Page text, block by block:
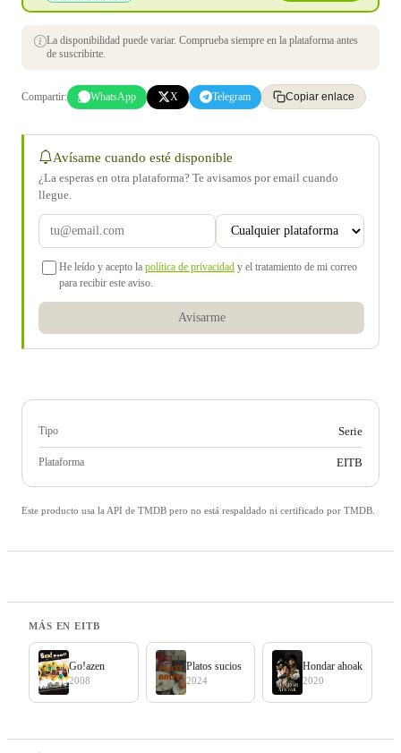
La disponibilidad puede variar. Comprueba siempre en la plataforma antes
de suscribirte.
Compartir: WhatsApp X Telegram Copiar enlace
Avísame cuando esté disponible
¿La esperas en otra plataforma? Te avisamos por email cuando
llegue.
He leído y acepto la política de privacidad y el tratamiento de mi correo
para recibir este aviso.
Avisarme
Tipo Serie
Plataforma EITB
Este producto usa la API de TMDB pero no está respaldado ni certificado por TMDB.
MÁS EN EITB
Go!azen
2008
Platos sucios
2024
Hondar ahoak
2020